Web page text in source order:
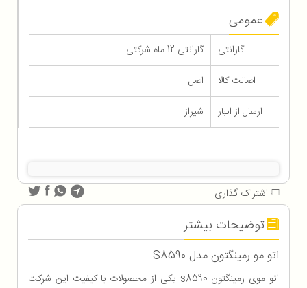
عمومی
گارانتی
گارانتی 12 ماه شرکتی
اصالت کالا
اصل
ارسال از انبار
شیراز
اشتراک گذاری
توضیحات بیشتر
اتو مو رمینگتون مدل S8590
اتو موی رمینگتون s8590 یکی از محصولات با کیفیت این شرکت